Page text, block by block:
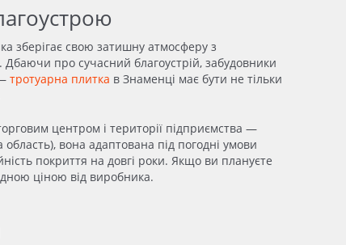
зберігає свою затишну атмосферу з
про сучасний благоустрій, забудовники
тротуарна плитка в Знаменці має бути не тільки
центром і території підприємства —
вона адаптована під погодні умови
покриття на довгі роки. Якщо ви плануєте
ціною від виробника.